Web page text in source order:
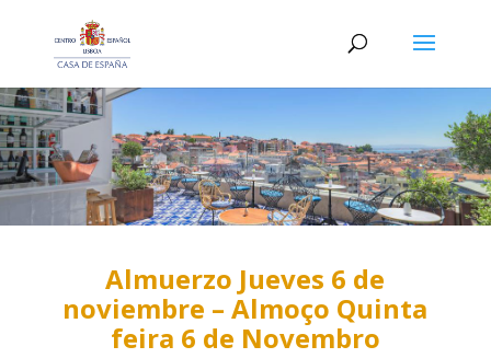
Almuerzo Jueves 6 de
noviembre – Almoço Quinta
feira 6 de Novembro